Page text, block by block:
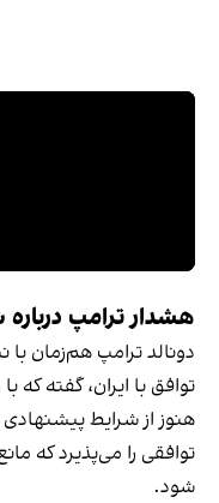
هشدار ترامپ
دونالد ترامپ هم‌زمان با
توافق با ایران، گفته
هنوز از شرایط پیشنهادی
توافقی را می‌پذیرد که
شود.